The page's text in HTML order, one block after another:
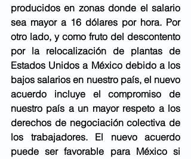
producidos en zonas donde el salario
sea mayor a 16 dólares por hora. Por
otro lado, y como fruto del descontento
por la relocalización de plantas de
Estados Unidos a México debido a los
bajos salarios en nuestro país, el nuevo
acuerdo incluye el compromiso de
nuestro país a un mayor respeto a los
derechos de negociación colectiva de
los trabajadores. El nuevo acuerdo
puede ser favorable para México si